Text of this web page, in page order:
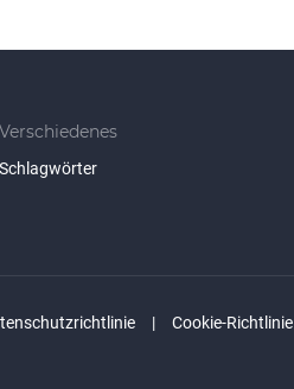
Verschiedenes
Schlagwörter
Cookie-Richtlinie